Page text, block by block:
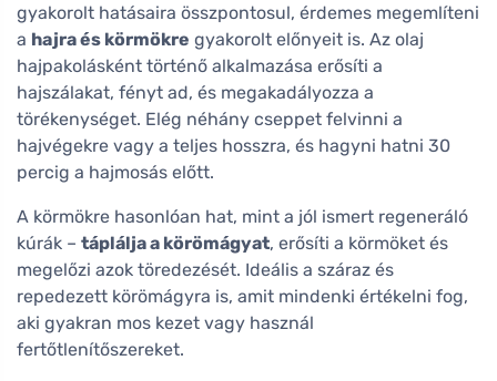
gyakorolt hatásaira összpontosul, érdemes megemlíteni
a hajra és körmökre gyakorolt előnyeit is. Az olaj
hajpakolásként történő alkalmazása erősíti a
hajszálakat, fényt ad, és megakadályozza a
törékenységet. Elég néhány cseppet felvinni a
hajvégekre vagy a teljes hosszra, és hagyni hatni 30
percig a hajmosás előtt.
A körmökre hasonlóan hat, mint a jól ismert regeneráló
kúrák – táplálja a körömágyat, erősíti a körmöket és
megelőzi azok töredezését. Ideális a száraz és
repedezett körömágyra is, amit mindenki értékelni fog,
aki gyakran mos kezet vagy használ
fertőtlenítőszereket.